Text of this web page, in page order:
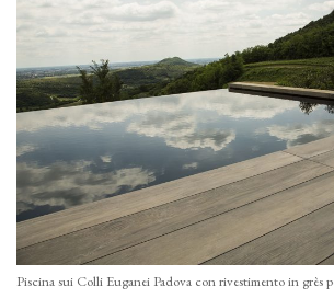
Piscina sui Colli Euganei Padova con rivestimento in grès